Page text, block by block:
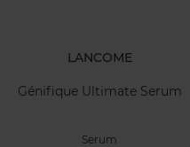
LANCOME
Génifique Ultimate Serum
Serum